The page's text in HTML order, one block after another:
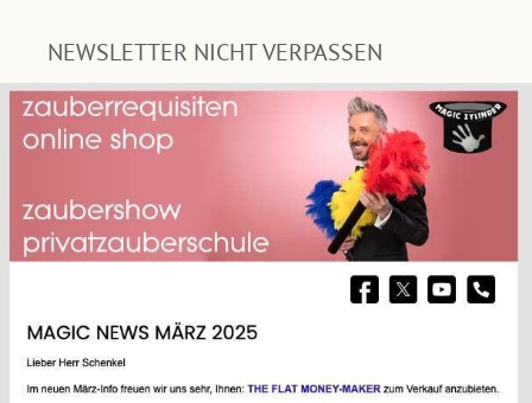
NEWSLETTER NICHT VERPASSEN